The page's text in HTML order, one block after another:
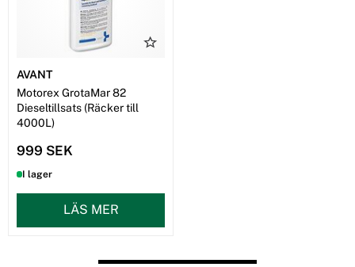
AVANT
Motorex GrotaMar 82
Dieseltillsats (Räcker till
4000L)
999 SEK
I lager
LÄS MER